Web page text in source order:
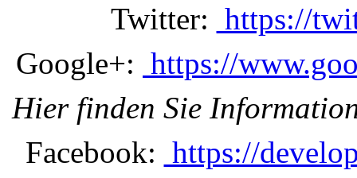
Twitter: https://
Google+: https://
Hier finden Sie
Facebook: https://